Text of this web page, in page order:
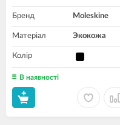
Бренд Moleskine
Матеріал Экокожа
Колір
В наявності